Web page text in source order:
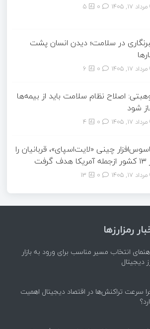
مرداد ۱۷, ۱۴۰۵ 5
در سلامت؛ دیدن انسان پشت
مرداد ۱۷, ۱۴۰۵ 6
اصلاح نظام سلامت باید از بیمه‌ها
شود
مرداد ۱۷, ۱۴۰۵ 4
چینی «لایت‌اسپای»، قربانیان را
مرداد ۱۷, ۱۴۰۵ 13
رمزارزها
انتخاب مسیر مناسب برای ورود به بازار
دیجیتال
سرعت تراکنش‌ها در اقتصاد دیجیتال اهمیت